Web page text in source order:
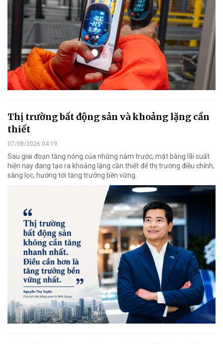
Thị trường bất động sản và khoảng lặng cần
thiết
07/08/2026 04:19
Sau giai đoạn tăng nóng của những năm trước, mặt bằng lãi suất
hiện nay đang tạo ra khoảng lặng cần thiết để thị trường điều chỉnh,
sàng lọc, hướng tới tăng trưởng bền vững.